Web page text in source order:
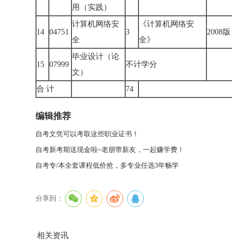
用（实践）
14 04751
计算机网络安
全
3
《计算机网络安
全》
2008版
15 07999
毕业设计（论
文）
不计学分
合 计 74
编辑推荐
自考文凭可以考取这些职业证书！
自考新考期送现金啦~老朋带新友，一起赚学费！
自考专/本全套课程低价抢，多专业任选3年畅学
分享到：
相关资讯